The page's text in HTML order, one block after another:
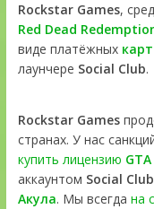
Rockstar Games,
Red Dead
виде платёжных
лаунчере Social Club.
Rockstar Games
странах. У нас
купить лицензию
аккаунтом Social Club
Акула. Мы всегда на